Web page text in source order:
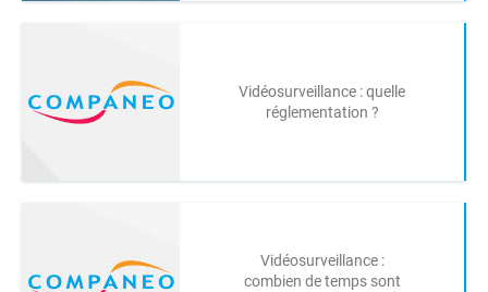
Vidéosurveillance : quelle
réglementation ?
Vidéosurveillance :
combien de temps sont